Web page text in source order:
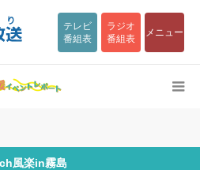
テレビ
番組表
ラジオ
番組表
メニュー
風楽in霧島